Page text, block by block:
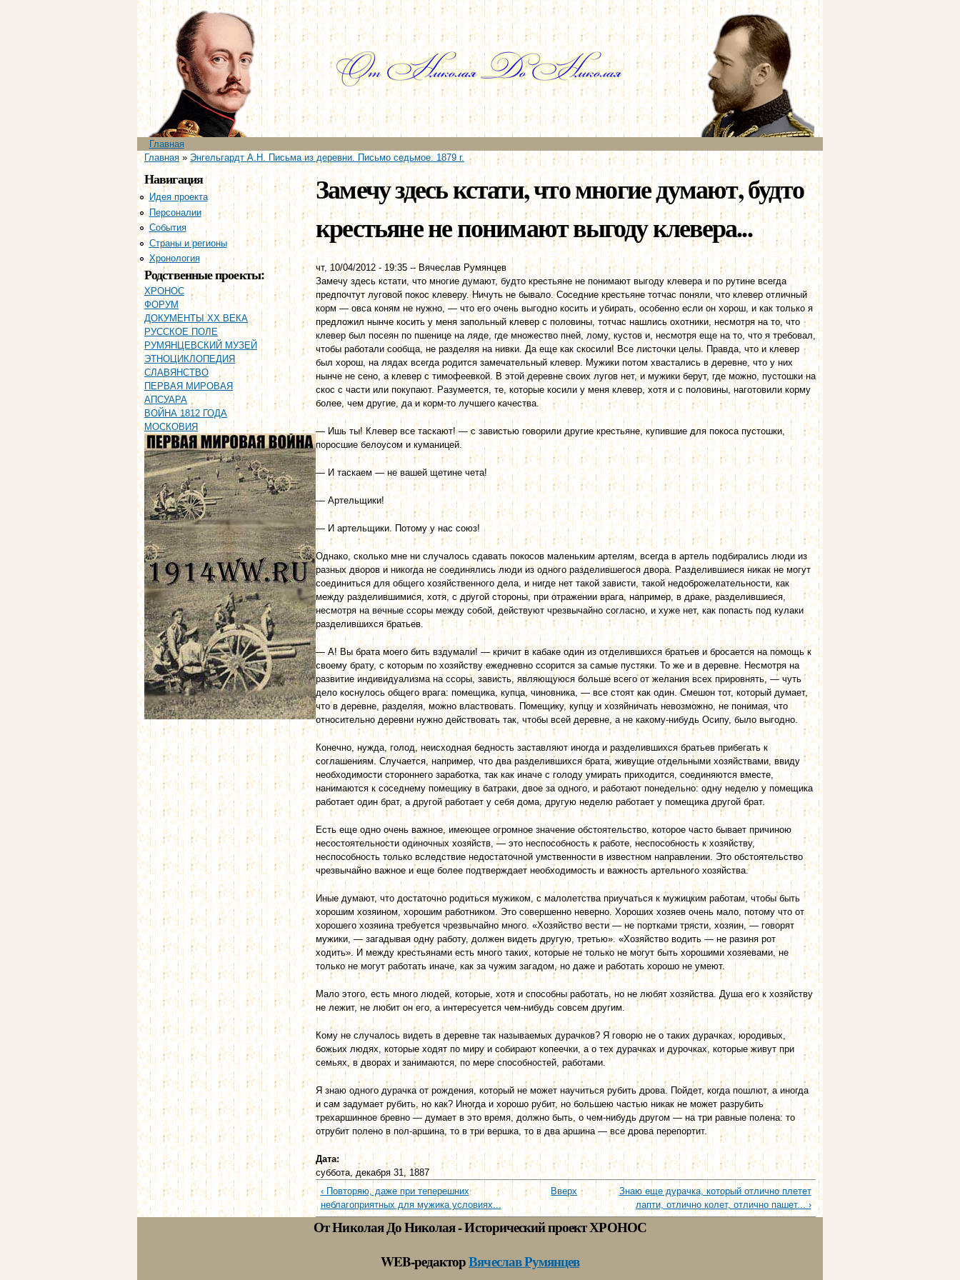
Перейти к
основному
содержанию
Главное меню
Главная
Вы здесь
Главная» Энгельгардт А.Н. Письма из деревни. Письмо седьмое. 1879 г.
Навигация
Идея проекта
Персоналии
События
Страны и регионы
Хронология
Родственные проекты:
ХРОНОС
ФОРУМ
ДОКУМЕНТЫ XX ВЕКА
РУССКОЕ ПОЛЕ
РУМЯНЦЕВСКИЙ МУЗЕЙ
ЭТНОЦИКЛОПЕДИЯ
СЛАВЯНСТВО
ПЕРВАЯ МИРОВАЯ
АПСУАРА
ВОЙНА 1812 ГОДА
МОСКОВИЯ
Замечу здесь кстати, что многие думают, будто
крестьяне не понимают выгоду клевера...
чт, 10/04/2012 - 19:35 --Вячеслав Румянцев
Замечу здесь кстати, что многие думают, будто крестьяне не понимают выгоду клевера и по рутине всегда
предпочтут луговой покос клеверу. Ничуть не бывало. Соседние крестьяне тотчас поняли, что клевер отличный
корм — овса коням не нужно, — что его очень выгодно косить и убирать, особенно если он хорош, и как только я
предложил нынче косить у меня запольный клевер с половины, тотчас нашлись охотники, несмотря на то, что
клевер был посеян по пшенице на ляде, где множество пней, лому, кустов и, несмотря еще на то, что я требовал,
чтобы работали сообща, не разделяя на нивки. Да еще как скосили! Все листочки целы. Правда, что и клевер
был хорош, на лядах всегда родится замечательный клевер. Мужики потом хвастались в деревне, что у них
нынче не сено, а клевер с тимофеевкой. В этой деревне своих лугов нет, и мужики берут, где можно, пустошки на
скос с части или покупают. Разумеется, те, которые косили у меня клевер, хотя и с половины, наготовили корму
более, чем другие, да и корм-то лучшего качества.
— Ишь ты! Клевер все таскают! — с завистью говорили другие кресть­яне, купившие для покоса пустошки,
поросшие белоусом и куманицей.
— И таскаем — не вашей щетине чета!
— Артельщики!
— И артельщики. Потому у нас союз!
Однако, сколько мне ни случалось сдавать покосов маленьким артелям, всегда в артель подбирались люди из
разных дворов и никогда не соединялись люди из одного разделившегося двора. Разделившиеся никак не могут
соединиться для общего хозяйственного дела, и нигде нет такой зависти, такой недоброжелательности, как
между разделившимися, хотя, с другой стороны, при отражении врага, например, в драке, разделившиеся,
несмотря на вечные ссоры между собой, действуют чрезвычайно согласно, и хуже нет, как попасть под кулаки
раз­делившихся братьев.
— А! Вы брата моего бить вздумали! — кричит в кабаке один из отделившихся братьев и бросается на помощь к
своему брату, с которым по хозяйству ежедневно ссорится за самые пустяки. То же и в деревне. Несмотря на
развитие индивидуализма на ссоры, зависть, являющуюся больше всего от желания всех прировнять, — чуть
дело коснулось общего врага: помещика, купца, чиновника, — все стоят как один. Смешон тот, который думает,
что в деревне, разделяя, можно властвовать. Помещику, купцу и хозяйничать невозможно, не понимая, что
относительно деревни нужно действовать так, чтобы всей деревне, а не какому-нибудь Осипу, было выгодно.
Конечно, нужда, голод, неисходная бедность заставляют иногда и раз­делившихся братьев прибегать к
соглашениям. Случается, например, что два разделившихся брата, живущие отдельными хозяйствами, ввиду
необходимости стороннего заработка, так как иначе с голоду умирать прихо­дится, соединяются вместе,
нанимаются к соседнему помещику в батраки, двое за одного, и работают понедельно: одну неделю у помещика
работает один брат, а другой работает у себя дома, другую неделю работает у помещика другой брат.
Есть еще одно очень важное, имеющее огромное значение обстоятельство, которое часто бывает причиною
несостоятельности одиночных хозяйств, — это неспособность к работе, неспособность к хозяйству,
неспособность только вследствие недостаточной умственности в известном направлении. Это обстоятельство
чрезвычайно важное и еще более подтверждает необходимость и важность артельного хозяйства.
Иные думают, что достаточно родиться мужиком, с малолетства приучаться к мужицким работам, чтобы быть
хорошим хозяином, хорошим работником. Это совершенно неверно. Хороших хозяев очень мало, потому что от
хорошего хозяина требуется чрезвычайно много. «Хозяйство вести — не портками трясти, хозяин, — говорят
мужики, — загадывая одну работу, должен видеть другую, третью». «Хозяйство водить — не разиня рот
ходить». И между крестьянами есть много таких, которые не только не могут быть хорошими хозяевами, не
только не могут работать иначе, как за чужим загадом, но даже и работать хорошо не умеют.
Мало этого, есть много людей, которые, хотя и способны работать, но не любят хозяйства. Душа его к хозяйству
не лежит, не любит он его, а интересуется чем-нибудь совсем другим.
Кому не случалось видеть в деревне так называемых дурачков? Я го­ворю не о таких дурачках, юродивых,
божьих людях, которые ходят по миру и собирают копеечки, а о тех дурачках и дурочках, которые живут при
семьях, в дворах и занимаются, по мере способностей, работами.
Я знаю одного дурачка от рождения, который не может научиться рубить дрова. Пойдет, когда пошлют, а иногда
и сам задумает рубить, но как? Иногда и хорошо рубит, но большею частью никак не может разрубить
трехаршинное бревно — думает в это время, должно быть, о чем-нибудь другом — на три равные полена: то
отрубит полено в пол-аршина, то в три вершка, то в два аршина — все дрова перепортит.
Дата:
суббота, декабря 31, 1887
‹ Повторяю, даже при теперешних
неблагоприятных для мужика усло­виях...
Вверх
Знаю еще дурачка, который отлично плетет
лапти, отлично колет, отлично пашет... ›
От Николая До Николая - Исторический проект ХРОНОС
WEB-редакторВячеслав Румянцев